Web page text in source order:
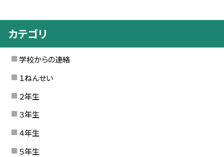
カテゴリ
学校からの連絡
１ねんせい
２年生
３年生
４年生
５年生